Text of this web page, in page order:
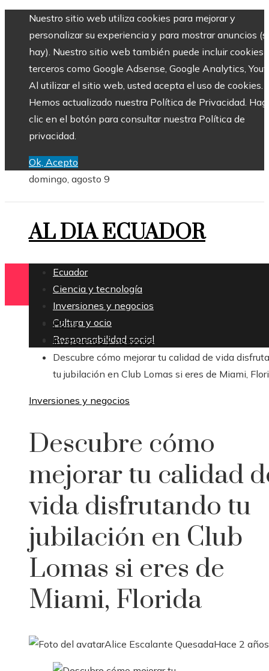
Nuestro sitio web utiliza cookies para mejorar y
personalizar su experiencia y para mostrar anuncios
hay). Nuestro sitio web también puede incluir cookies
terceros como Google Adsense, Google Analytics,
Al utilizar el sitio web, usted acepta el uso de cookies.
Hemos actualizado nuestra Política de Privacidad.
clic en el botón para consultar nuestra Política de
privacidad.
Ok, Acepto
domingo, agosto 9
AL DIA ECUADOR
Ecuador
Ciencia y tecnología
Inversiones y negocios
Cultura y ocio
Responsabilidad social
Home
Inversiones y negocios
Descubre cómo mejorar tu calidad de vida
tu jubilación en Club Lomas si eres de Miami,
Inversiones y negocios
Descubre cómo
mejorar tu calidad
vida disfrutando tu
jubilación en Club
Lomas si eres de
Miami, Florida
Alice Escalante QuesadaHace 2 años